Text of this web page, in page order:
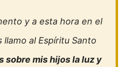
y a esta hora en el
al Espíritu Santo
sobre mis hijos la luz y